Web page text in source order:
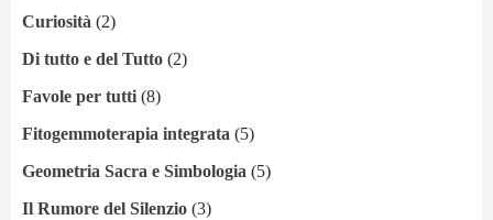
Curiosità (2)
Di tutto e del Tutto (2)
Favole per tutti (8)
Fitogemmoterapia integrata (5)
Geometria Sacra e Simbologia (5)
Il Rumore del Silenzio (3)